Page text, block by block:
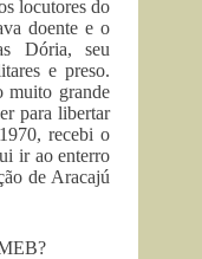
locutores do
doente e o
Dória, seu
e preso.
muito grande
para libertar
recebi o
ir ao enterro
de Aracajú